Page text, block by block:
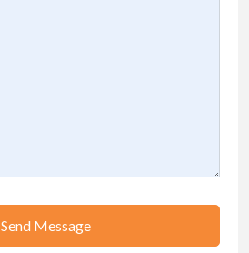
Send Message